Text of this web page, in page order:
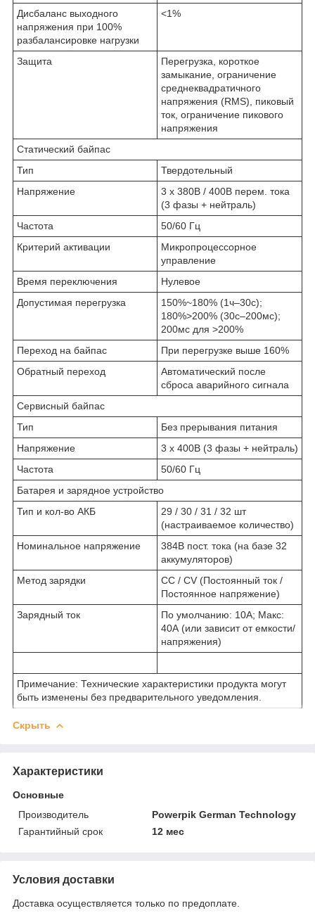
Дисбаланс выходного
напряжения при 100%
разбалансировке нагрузки
<1%
Защита
Перегрузка, короткое
замыкание, ограничение
среднеквадратичного
напряжения (RMS), пиковый
ток, ограничение пикового
напряжения
Статический байпас
Тип
Твердотельный
Напряжение
3 x 380В / 400В перем. тока
(3 фазы + нейтраль)
Частота
50/60 Гц
Критерий активации
Микропроцессорное
управление
Время переключения
Нулевое
Допустимая перегрузка
150%~180% (1ч–30с);
180%>200% (30с–200мс);
200мс для >200%
Переход на байпас
При перегрузке выше 160%
Обратный переход
Автоматический после
сброса аварийного сигнала
Сервисный байпас
Тип
Без прерывания питания
Напряжение
3 x 400В (3 фазы + нейтраль)
Частота
50/60 Гц
Батарея и зарядное устройство
Тип и кол-во АКБ
29 / 30 / 31 / 32 шт
(настраиваемое количество)
Номинальное напряжение
384В пост. тока (на базе 32
аккумуляторов)
Метод зарядки
CC / CV (Постоянный ток /
Постоянное напряжение)
Зарядный ток
По умолчанию: 10А; Макс:
40А (или зависит от емкости/
напряжения)
Примечание: Технические характеристики продукта могут
быть изменены без предварительного уведомления.
Скрыть
Характеристики
Основные
Производитель
Powerpik German Technology
Гарантийный срок
12 мес
Условия доставки
Доставка осуществляется только по предоплате.